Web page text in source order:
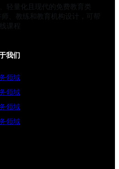
轻量化且现代的免费教育类
、教练和教育机构设计，可帮
课程
我们
领域
领域
领域
领域